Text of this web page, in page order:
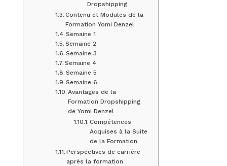
Dropshipping
Contenu et Modules de la
Formation Yomi Denzel
Semaine 1
Semaine 2
Semaine 3
Semaine 4
Semaine 5
Semaine 6
Avantages de la
Formation Dropshipping
de Yomi Denzel
Compétences
Acquises à la Suite
de la Formation
Perspectives de carrière
après la formation